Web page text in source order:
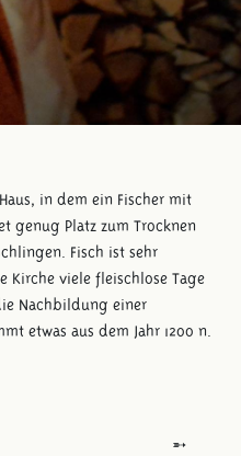
in dem ein Fischer mit
genug Platz zum Trocknen
Fisch ist sehr
viele fleischlose Tage
Nachbildung einer
etwas aus dem Jahr 1200 n.